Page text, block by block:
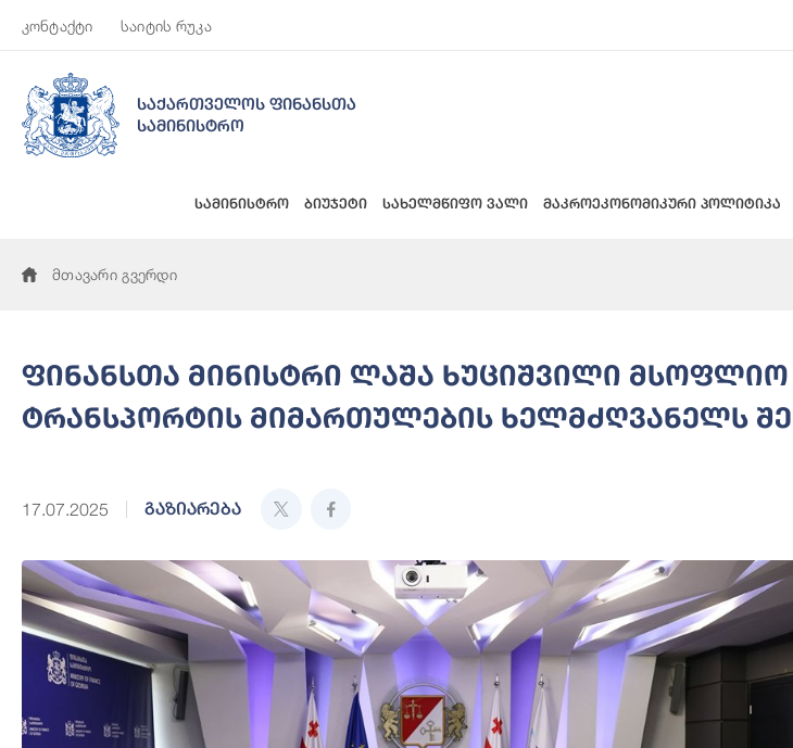
კონტაქტი საიტის რუკა
საქართველოს ფინანსთა
სამინისტრო
სამინისტრო ბიუჯეტი სახელმწიფო ვალი მაკროეკონომიკური პოლიტიკა
მთავარი გვერდი
ფინანსთა მინისტრი ლაშა ხუციშვილი მსოფლიო
ტრანსპორტის მიმართულების ხელმძღვანელს
17.07.2025 გაზიარება